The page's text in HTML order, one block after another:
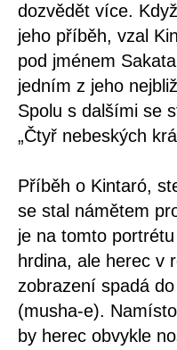
dozvědět více.
jeho příběh, vzal
pod jménem
jedním z jeho
Spolu s dalšími se
„Čtyř nebeských
Příběh o Kintaró,
se stal námětem
je na tomto
hrdina, ale herec v
zobrazení spadá
(musha-e).
by herec obvykle